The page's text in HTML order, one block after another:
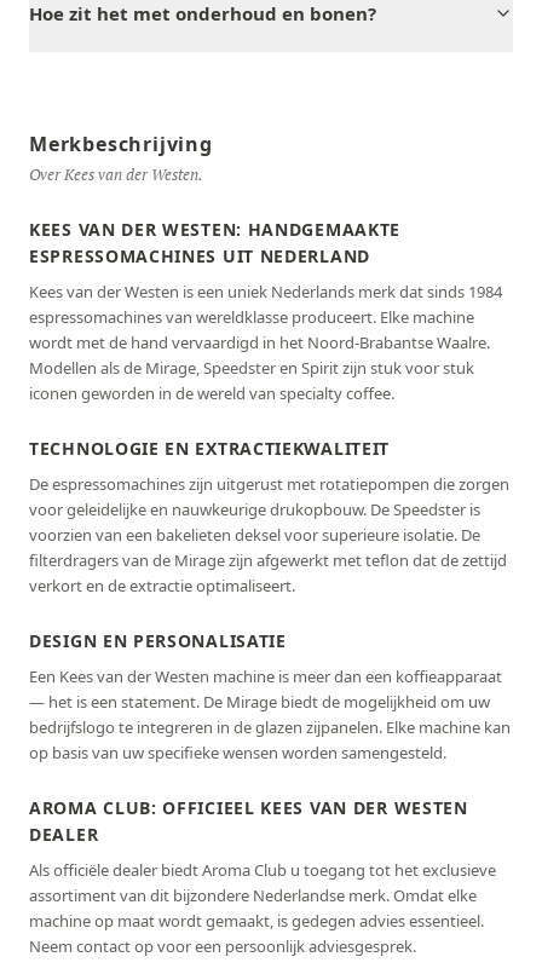
Hoe zit het met onderhoud en bonen?
Merkbeschrijving
Over Kees van der Westen.
KEES VAN DER WESTEN: HANDGEMAAKTE
ESPRESSOMACHINES UIT NEDERLAND
Kees van der Westen is een uniek Nederlands merk dat sinds 1984
espressomachines van wereldklasse produceert. Elke machine
wordt met de hand vervaardigd in het Noord-Brabantse Waalre.
Modellen als de Mirage, Speedster en Spirit zijn stuk voor stuk
iconen geworden in de wereld van specialty coffee.
TECHNOLOGIE EN EXTRACTIEKWALITEIT
De espressomachines zijn uitgerust met rotatiepompen die zorgen
voor geleidelijke en nauwkeurige drukopbouw. De Speedster is
voorzien van een bakelieten deksel voor superieure isolatie. De
filterdragers van de Mirage zijn afgewerkt met teflon dat de zettijd
verkort en de extractie optimaliseert.
DESIGN EN PERSONALISATIE
Een Kees van der Westen machine is meer dan een koffieapparaat
— het is een statement. De Mirage biedt de mogelijkheid om uw
bedrijfslogo te integreren in de glazen zijpanelen. Elke machine kan
op basis van uw specifieke wensen worden samengesteld.
AROMA CLUB: OFFICIEEL KEES VAN DER WESTEN
DEALER
Als officiële dealer biedt Aroma Club u toegang tot het exclusieve
assortiment van dit bijzondere Nederlandse merk. Omdat elke
machine op maat wordt gemaakt, is gedegen advies essentieel.
Neem contact op voor een persoonlijk adviesgesprek.